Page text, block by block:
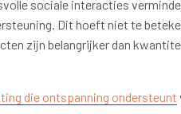
sociale interacties
Dit hoeft niet te
zijn belangrijker dan
die ontspanning ondersteunt